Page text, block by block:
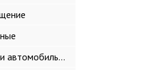
Холодильники автомобильные